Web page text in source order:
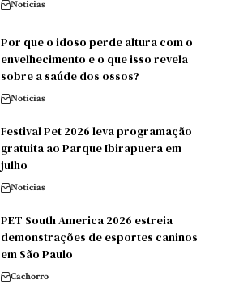
Noticias
Por que o idoso perde altura com o
envelhecimento e o que isso revela
sobre a saúde dos ossos?
Noticias
Festival Pet 2026 leva programação
gratuita ao Parque Ibirapuera em
julho
Noticias
PET South America 2026 estreia
demonstrações de esportes caninos
em São Paulo
Cachorro